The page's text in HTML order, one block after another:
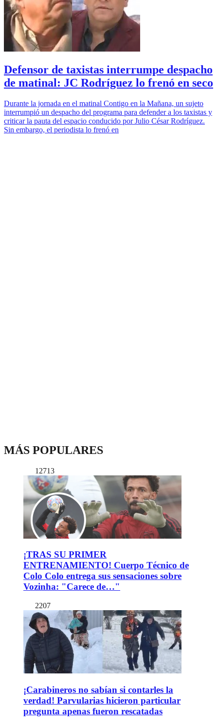
Defensor de taxistas interrumpe despacho
de matinal: JC Rodríguez lo frenó en seco
Durante la jornada en el matinal Contigo en la Mañana, un sujeto
interrumpió un despacho del programa para defender a los taxistas y
criticar la pauta del espacio conducido por Julio César Rodríguez.
Sin embargo, el periodista lo frenó en
MÁS POPULARES
12713
¡TRAS SU PRIMER
ENTRENAMIENTO! Cuerpo Técnico de
Colo Colo entrega sus sensaciones sobre
Vozinha: "Carece de…"
2207
¡Carabineros no sabían si contarles la
verdad! Parvularias hicieron particular
pregunta apenas fueron rescatadas